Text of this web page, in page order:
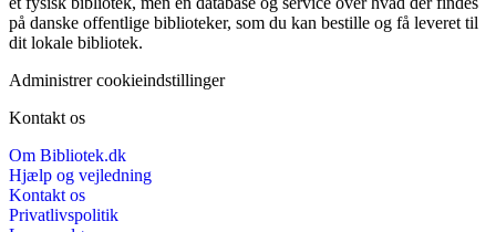
på danske offentlige biblioteker, som du kan bestille og få leveret til
dit lokale bibliotek.
Administrer cookieindstillinger
Kontakt os
Om Bibliotek.dk
Hjælp og vejledning
Kontakt os
Privatlivspolitik